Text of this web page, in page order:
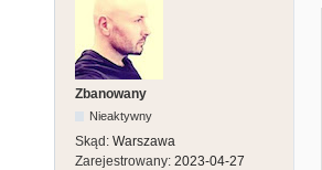
Zbanowany
Nieaktywny
Skąd: Warszawa
Zarejestrowany: 2023-04-27